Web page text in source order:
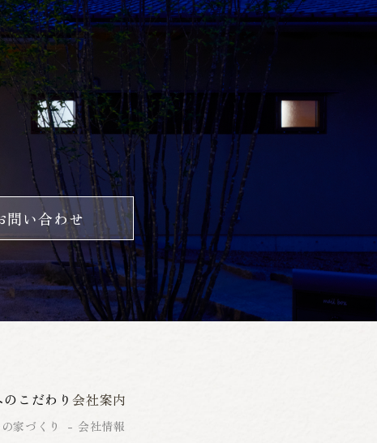
問い合わせ
こだわり
家づくり
会社案内
会社情報